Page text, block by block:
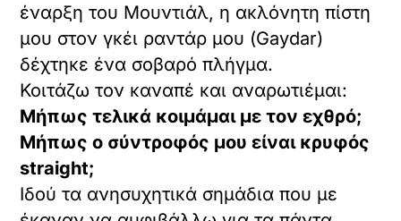
έναρξη του Μουντιάλ, η ακλόνητη πίστη
μου στον γκέι ραντάρ μου (Gaydar)
δέχτηκε ένα σοβαρό πλήγμα.
Κοιτάζω τον καναπέ και αναρωτιέμαι:
Μήπως τελικά κοιμάμαι με τον εχθρό;
Μήπως ο σύντροφός μου είναι κρυφός
straight;
Ιδού τα ανησυχητικά σημάδια που με